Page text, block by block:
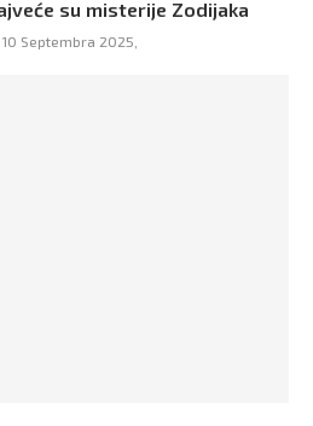
su misterije Zodijaka
Septembra 2025,